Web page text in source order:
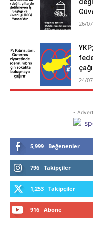
26/
24/
-
5,999 Beğenenler
796 Takipçiler
1,253 Takipçiler
916 Abone